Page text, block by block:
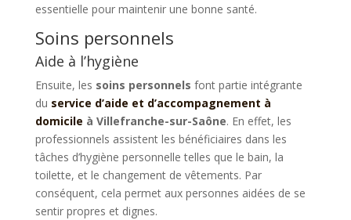
essentielle pour maintenir une bonne santé.
Soins personnels
Aide à l’hygiène
Ensuite, les soins personnels font partie intégrante
du service d’aide et d’accompagnement à
domicile à Villefranche-sur-Saône. En effet, les
professionnels assistent les bénéficiaires dans les
tâches d’hygiène personnelle telles que le bain, la
toilette, et le changement de vêtements. Par
conséquent, cela permet aux personnes aidées de se
sentir propres et dignes.